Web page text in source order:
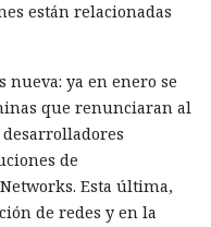
están relacionadas
nueva: ya en enero se
que renunciaran al
de
Esta última,
de redes y en la